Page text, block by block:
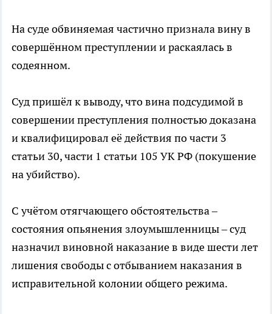
На суде обвиняемая частично признала вину в
совершённом преступлении и раскаялась в
содеянном.
Суд пришёл к выводу, что вина подсудимой в
совершении преступления полностью доказана
и квалифицировал её действия по части 3
статьи 30, части 1 статьи 105 УК РФ (покушение
на убийство).
С учётом отягчающего обстоятельства –
состояния опьянения злоумышленницы – суд
назначил виновной наказание в виде шести лет
лишения свободы с отбыванием наказания в
исправительной колонии общего режима.